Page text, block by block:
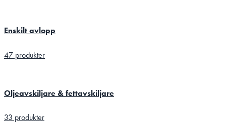
Enskilt avlopp
47 produkter
Oljeavskiljare & fettavskiljare
33 produkter